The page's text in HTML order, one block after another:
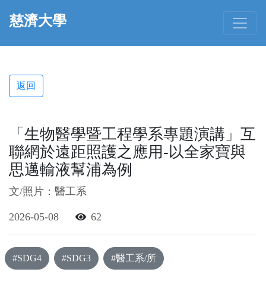
慈濟大學
返回
「生物醫學暨工程學系專題演講」互
聯網於遠距照護之應用-以全家寶與
思邁輸液幫浦為例
文/照片：醫工系
2026-05-08 62
#SDG4 #SDG3 #醫工系/所